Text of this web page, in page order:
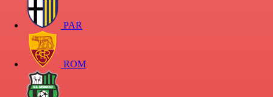
PAR
ROM